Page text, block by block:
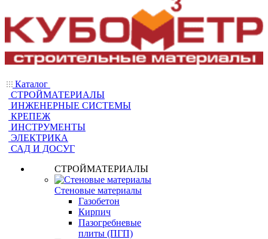
Каталог
СТРОЙМАТЕРИАЛЫ
ИНЖЕНЕРНЫЕ СИСТЕМЫ
КРЕПЕЖ
ИНСТРУМЕНТЫ
ЭЛЕКТРИКА
САД И ДОСУГ
СТРОЙМАТЕРИАЛЫ
Стеновые материалы
Газобетон
Кирпич
Пазогребневые
плиты (ПГП)